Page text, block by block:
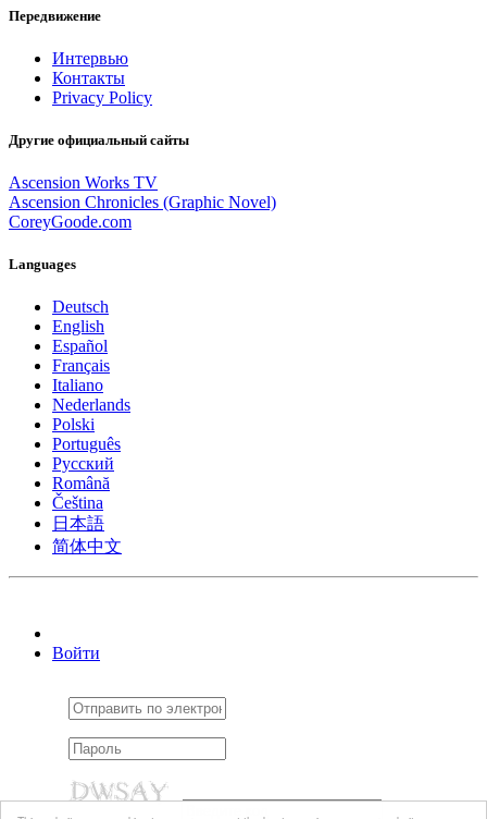
Передвижение
Интервью
Контакты
Privacy Policy
Другие официальный сайты
Ascension Works TV
Ascension Chronicles (Graphic Novel)
CoreyGoode.com
Languages
Deutsch
English
Español
Français
Italiano
Nederlands
Polski
Português
Pусский
Română
Čeština
日本語
简体中文
Войти